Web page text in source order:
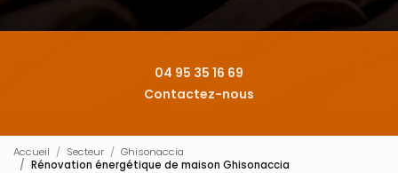
04 95 35 16 69
Contactez-nous
Accueil Secteur
Ghisonaccia
Rénovation énergétique de maison Ghisonaccia